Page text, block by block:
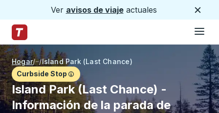
Ver avisos de viajeactuales
Página de inicio de Trailways
Hogar/ /Island Park (Last Chance)
Curbside Stop
Island Park (Last Chance) -
Información de la parada de